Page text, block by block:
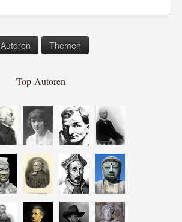
Autoren Themen
Top-Autoren